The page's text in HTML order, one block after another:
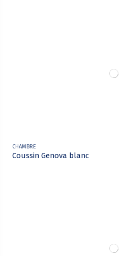
CHAMBRE
Coussin Genova blanc